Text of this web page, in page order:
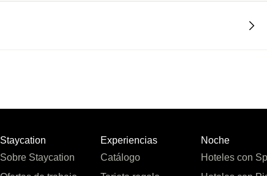
Staycation
Sobre Staycation
Experiencias
Catálogo
Noche
Hoteles con